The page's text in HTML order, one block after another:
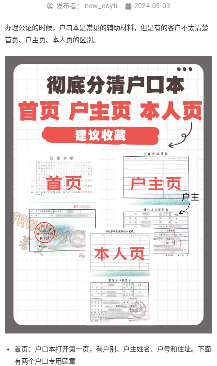
发布者： new_ecyti 2024-09-03
办理公证的时候，户口本是常见的辅助材料，但是有的客户不太清楚
首页、户主页、本人页的区别。
首页：户口本打开第一页，有户别、户主姓名、户号和住址。下面
有两个户口专用圆章